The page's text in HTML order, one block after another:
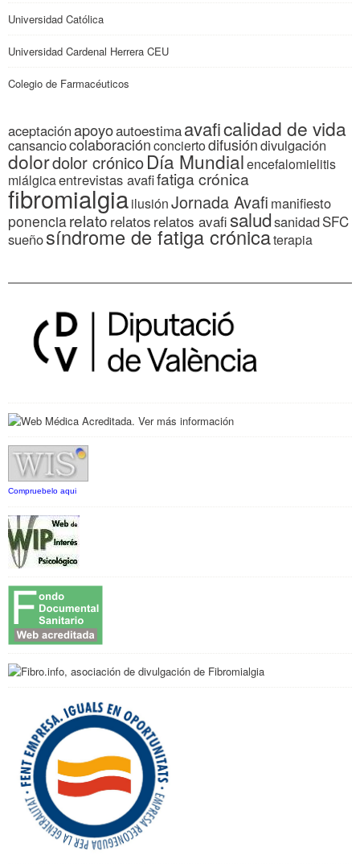
Universidad Católica
Universidad Cardenal Herrera CEU
Colegio de Farmacéuticos
aceptaciónapoyoautoestimaavaficalidad de vida
cansanciocolaboraciónconciertodifusióndivulgación
dolordolor crónicoDía Mundialencefalomielitis
miálgicaentrevistas avafifatiga crónica
fibromialgiailusiónJornada Avafi manifiesto
ponenciarelato relatos relatos avafisaludsanidadSFC
sueñosíndrome de fatiga crónicaterapia
Compruebelo aqui